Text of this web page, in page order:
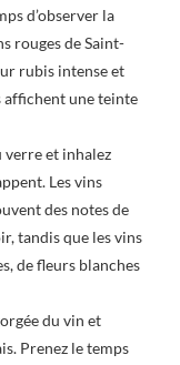
d’observer la
rouges de Saint-
rubis intense et
affichent une teinte
verre et inhalez
Les vins
des notes de
tandis que les vins
de fleurs blanches
du vin et
Prenez le temps